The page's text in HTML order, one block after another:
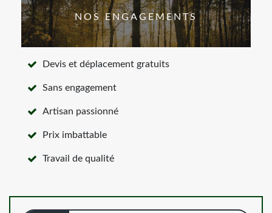
NOS ENGAGEMENTS
Devis et déplacement gratuits
Sans engagement
Artisan passionné
Prix imbattable
Travail de qualité